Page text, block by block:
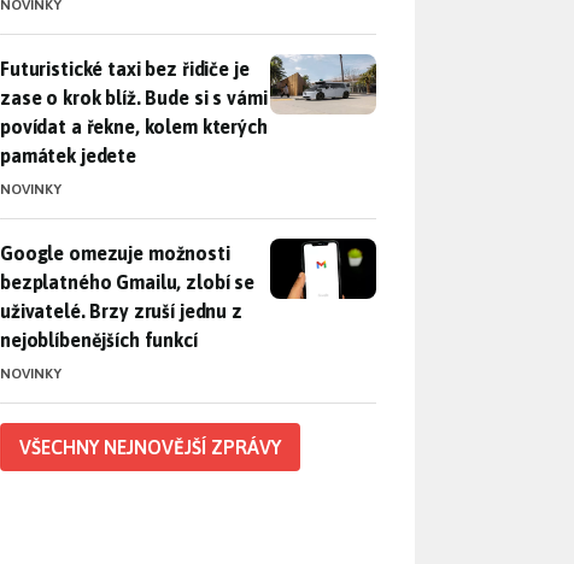
NOVINKY
Futuristické taxi bez řidiče je zase o krok blíž. Bude si s vámi
Futuristické taxi bez řidiče je
zase o krok blíž. Bude si s vámi
povídat a řekne, kolem kterých
památek jedete
NOVINKY
Google omezuje možnosti bezplatného Gmailu, zlobí se
Google omezuje možnosti
bezplatného Gmailu, zlobí se
uživatelé. Brzy zruší jednu z
nejoblíbenějších funkcí
NOVINKY
VŠECHNY NEJNOVĚJŠÍ ZPRÁVY